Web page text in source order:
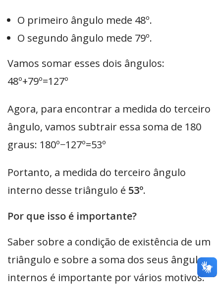
O primeiro ângulo mede 48º.
O segundo ângulo mede 79º.
Vamos somar esses dois ângulos:
48º+79º=127º
Agora, para encontrar a medida do terceiro
ângulo, vamos subtrair essa soma de 180
graus: 180º−127º=53º
Portanto, a medida do terceiro ângulo
interno desse triângulo é 53º.
Por que isso é importante?
Saber sobre a condição de existência de um
triângulo e sobre a soma dos seus ângulos
internos é importante por vários motivos: